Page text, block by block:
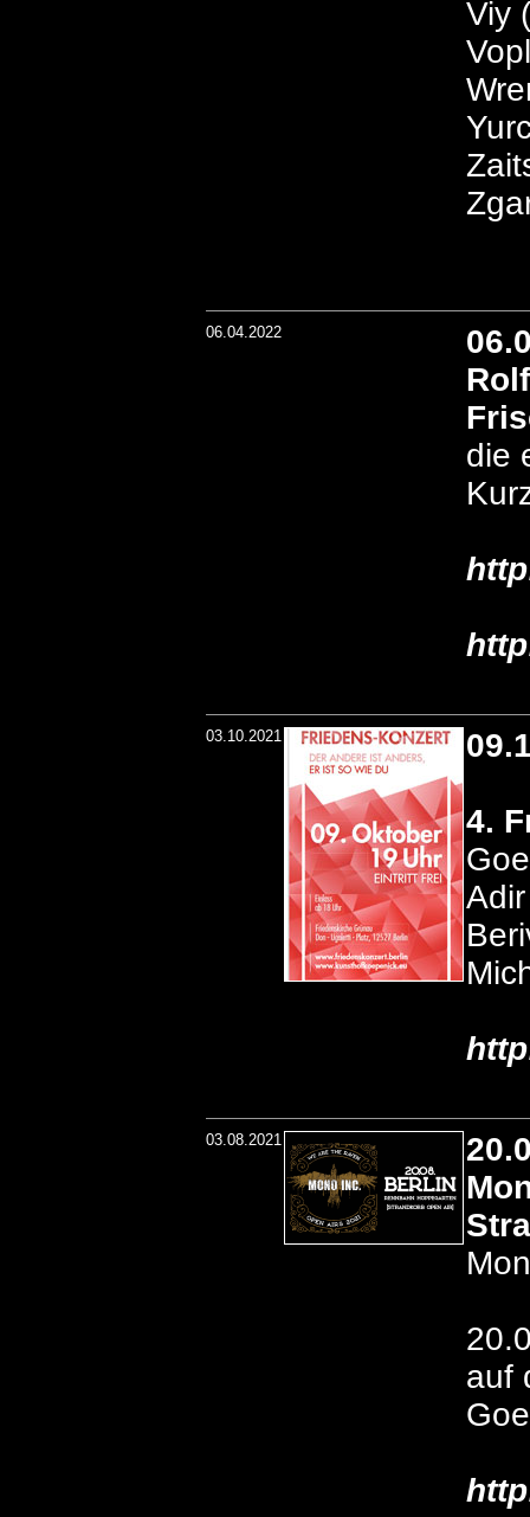
Viy
06.04.2022
die
03.10.2021
4.
03.08.2021
auf